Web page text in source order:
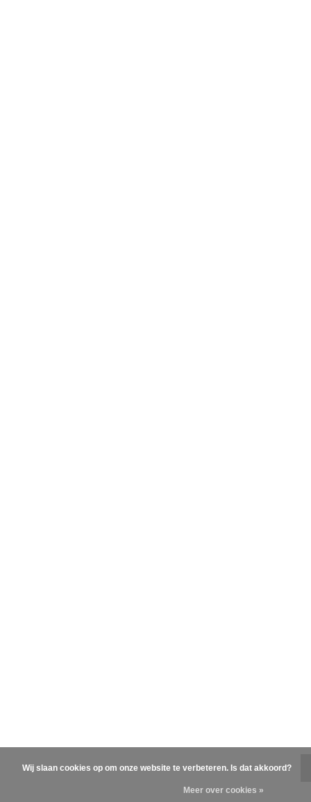
Wij slaan cookies op om onze website te verbeteren. Is dat akkoord?
Meer over cookies »